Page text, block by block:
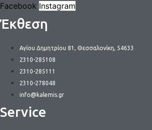
Facebook Instagram
Έκθεση
Αγίου Δημητρίου 81, Θεσσαλονίκη, 54633
2310-285108
2310-285111
2310-278048
info@kalemis.gr
Service